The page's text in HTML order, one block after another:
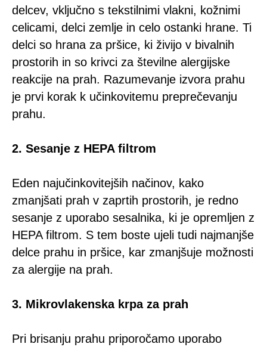
delcev, vključno s tekstilnimi vlakni, kožnimi
celicami, delci zemlje in celo ostanki hrane. Ti
delci so hrana za pršice, ki živijo v bivalnih
prostorih in so krivci za številne alergijske
reakcije na prah. Razumevanje izvora prahu
je prvi korak k učinkovitemu preprečevanju
prahu.
2. Sesanje z HEPA filtrom
Eden najučinkovitejših načinov, kako
zmanjšati prah v zaprtih prostorih, je redno
sesanje z uporabo sesalnika, ki je opremljen z
HEPA filtrom. S tem boste ujeli tudi najmanjše
delce prahu in pršice, kar zmanjšuje možnosti
za alergije na prah.
3. Mikrovlakenska krpa za prah
Pri brisanju prahu priporočamo uporabo